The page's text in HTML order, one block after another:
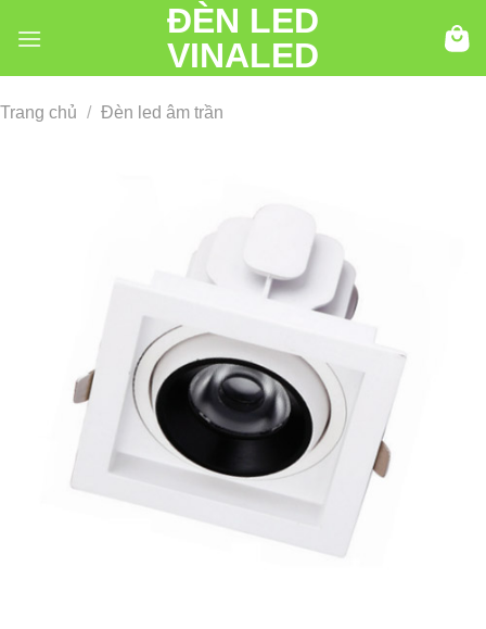
đến
ĐÈN LED
VINALED
Trang chủ / Đèn led âm trần